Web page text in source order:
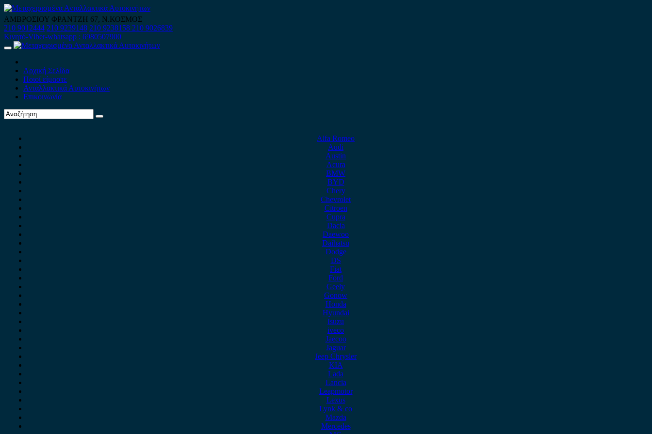
Skip
to
content
ΑΜΒΡΟΣΙΟΥ ΦΡΑΝΤΖΗ 67, Ν.ΚΟΣΜΟΣ
210 9012444 210 9239148 210 9238158 210 9026839
Κινητό-Viber-whatsapp : 6980507900
Primary
Αρχική Σελίδα
Ποιοί είμαστε
Ανταλλακτικά Αυτοκινήτων
Επικοινωνία
Alfa Romeo
Audi
Austin
Acura
BMW
BYD
Chery
Chevrolet
Citroen
Cupra
Dacia
Daewoo
Daihatsu
Dodge
DS
Fiat
Ford
Geely
Gonow
Honda
Hyundai
Isuzu
iveco
Jaecoo
Jaguar
Jeep Chrysler
KIA
Lada
Lancia
Leapmotor
Lexus
Lynk & co
Mazda
Mercedes